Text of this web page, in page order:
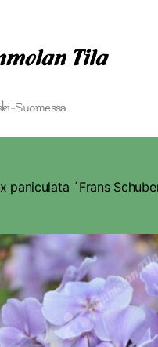
Suomessa
paniculata ´Frans